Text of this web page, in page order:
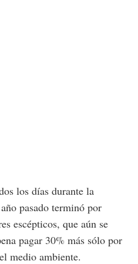
los días durante la
pasado terminó por
escépticos, que aún se
pagar 30% más sólo por
medio ambiente.